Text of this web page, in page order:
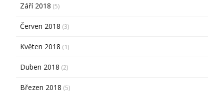
Září 2018 (5)
Červen 2018 (3)
Květen 2018 (1)
Duben 2018 (2)
Březen 2018 (5)